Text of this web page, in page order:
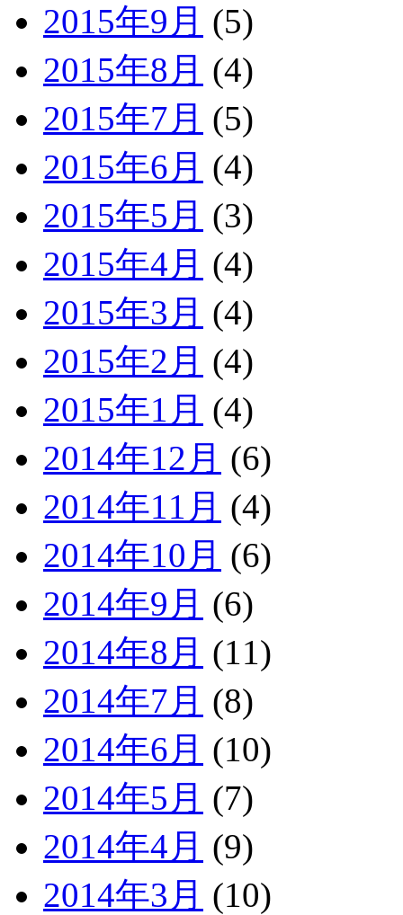
2015年9月 (5)
2015年8月 (4)
2015年7月 (5)
2015年6月 (4)
2015年5月 (3)
2015年4月 (4)
2015年3月 (4)
2015年2月 (4)
2015年1月 (4)
2014年12月 (6)
2014年11月 (4)
2014年10月 (6)
2014年9月 (6)
2014年8月 (11)
2014年7月 (8)
2014年6月 (10)
2014年5月 (7)
2014年4月 (9)
2014年3月 (10)